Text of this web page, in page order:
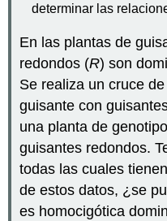
determinar las
En las plantas de
redondos (R) son
Se realiza un cruce
guisante con
una planta de
guisantes redondos.
todas las cuales
de estos datos, ¿se
es homocigótica